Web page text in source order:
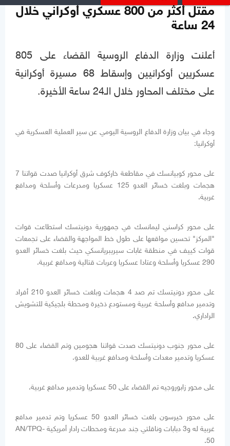
مقتل أكثر من 800 عسكري أوكراني خلال
24 ساعة
أعلنت وزارة الدفاع الروسية القضاء على 805
عسكريين أوكرانيين وإسقاط 68 مسيرة أوكرانية
على مختلف المحاور خلال الـ24 ساعة الأخيرة.
وجاء في بيان وزارة الدفاع الروسية اليومي عن سير العملية العسكرية في
أوكرانيا:
على محور كوبيانسك في مقاطعة خاركوف شرق أوكرانيا صدت قواتنا 7
هجمات وبلغت خسائر العدو 125 عسكريا ومدرعات وأسلحة ومدافع
غربية.
على محور كراسني ليمانسك في جمهورية دونيتسك استطاعت قوات
"المركز" تحسين مواقعها على طول خط المواجهة والقضاء على تجمعات
قوات كييف في منطقة غابات سيريبريانسكي حيث بلغت خسائر العدو
290 عسكريا وأسلحة وعتادا عسكريا وعربات قتالية ومدافع غربية.
على محور دونيتسك تم صد 4 هجمات وبلغت خسائر العدو 210 أفراد
وتدمير مدافع وأسلحة غربية ومستودع ذخيرة ومحطة بلجيكية للتشويش
الراداري.
على محور جنوب دونيتسك صدت قواتنا هجومين وتم القضاء على 80
عسكريا وتدمير معدات وأسلحة ومدافع غربية للعدو.
على محور زابوروجيه تم القضاء على 50 عسكريا وتدمير مدافع غربية.
على محور خيرسون بلغت خسائر العدو 50 عسكريا وتم تدمير مدافع
غربية له و3 دبابات وناقلتي جند مدرعة ومحطات رادار أمريكية AN/TPQ-
50.